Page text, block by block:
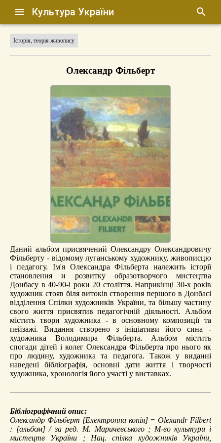
Культура України
Історія, теорія живопису
Олександр Фільберт
Даний альбом присвячений Олександру Олександровичу
Фільберту - відомому луганському художнику, живописцю
і педагогу. Ім'я Олександра Фільберта належить історії
становлення и розвитку образотворчого мистецтва
Донбасу в 40-90-і роки 20 століття. Наприкінці 30-х років
художник стояв біля витоків створення першого в Донбасі
відділення Спілки художників України, та більшу частину
свого життя присвятив педагогічній діяльності. Альбом
містить твори художника - в основному композиції та
пейзажі. Видання створено з ініціативи його сина -
художника Володимира Фільберта. Альбом містить
спогади дітей і колег Олександра Фільберта про нього як
про людину, художника та педагога. Також у виданні
наведені бібліографія, основні дати життя і творчості
художника, хронологія його участі у виставках.
Бібліографічний опис:
Олександр Фільберт [Електронна копія] = Olexandr Filbert
: [альбом] / за ред. М. Маричевського ; М-во культури і
мистецтв України ; Нац. спілка художників України,